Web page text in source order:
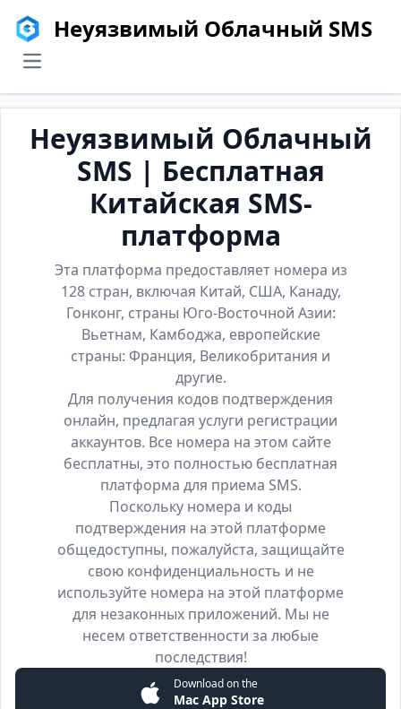
Неуязвимый Облачный SMS
menu
Неуязвимый Облачный
SMS | Бесплатная
Китайская SMS-
платформа
Эта платформа предоставляет номера из
128 стран, включая Китай, США, Канаду,
Гонконг, страны Юго-Восточной Азии:
Вьетнам, Камбоджа, европейские
страны: Франция, Великобритания и
другие.
Для получения кодов подтверждения
онлайн, предлагая услуги регистрации
аккаунтов. Все номера на этом сайте
бесплатны, это полностью бесплатная
платформа для приема SMS.
Поскольку номера и коды
подтверждения на этой платформе
общедоступны, пожалуйста, защищайте
свою конфиденциальность и не
используйте номера на этой платформе
для незаконных приложений. Мы не
несем ответственности за любые
последствия!
Download on the
Mac App Store